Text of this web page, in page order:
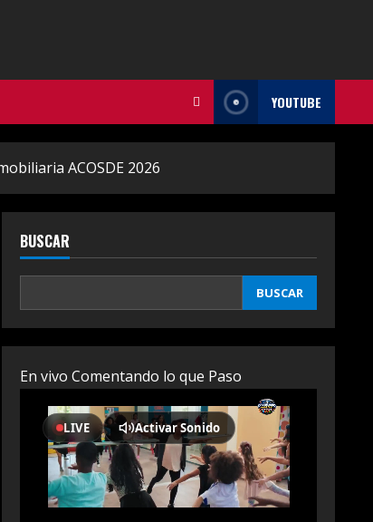
YOUTUBE
ACOSDE 2026
BUSCAR
BUSCAR
En vivo Comentando lo que Paso